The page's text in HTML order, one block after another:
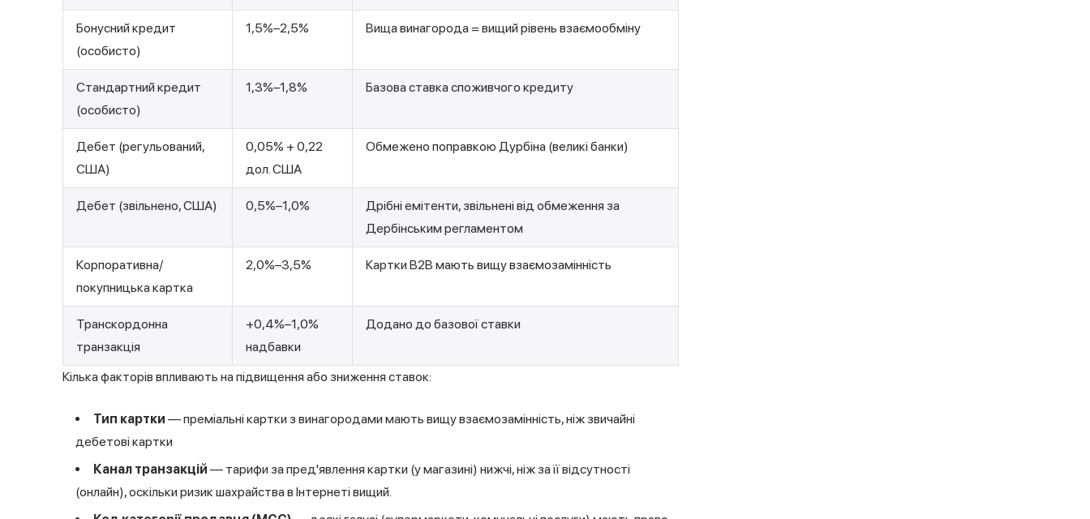
Бонусний кредит
(особисто)
1,5%–2,5% Вища винагорода = вищий рівень взаємообміну
Стандартний кредит
(особисто)
1,3%–1,8% Базова ставка споживчого кредиту
Дебет (регульований,
США)
0,05% + 0,22
дол. США
Обмежено поправкою Дурбіна (великі банки)
Дебет (звільнено, США) 0,5%–1,0%
Дрібні емітенти, звільнені від обмеження за
Дербінським регламентом
Корпоративна/
покупницька картка
2,0%–3,5% Картки B2B мають вищу взаємозамінність
Транскордонна
транзакція
+0,4%–1,0%
надбавки
Додано до базової ставки
Кілька факторів впливають на підвищення або зниження ставок:
Тип картки — преміальні картки з винагородами мають вищу взаємозамінність, ніж звичайні
дебетові картки
Канал транзакцій — тарифи за пред'явлення картки (у магазині) нижчі, ніж за її відсутності
(онлайн), оскільки ризик шахрайства в Інтернеті вищий.